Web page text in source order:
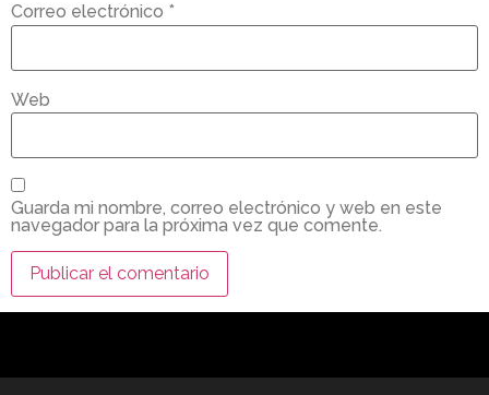
Correo electrónico *
Web
Guarda mi nombre, correo electrónico y web en este
navegador para la próxima vez que comente.